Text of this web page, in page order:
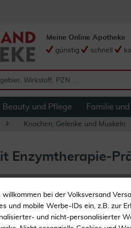
Meine Online Apotheke
günstig
schnell
Beauty und Pflege Familie
Knochen, Gelenke und Muskeln
Enzymtherapie-
1 ... 2
bei der Volksversand
und mobile Werbe-IDs ein, z.B. zur
und nicht-personalisierter